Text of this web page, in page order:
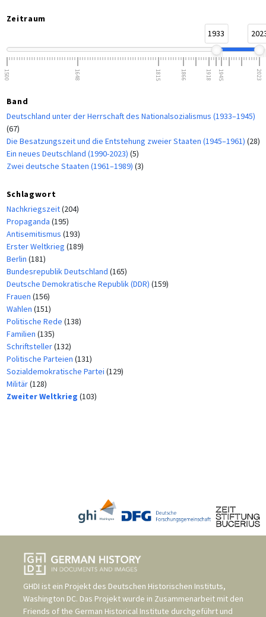
Zeitraum
1933
1500 1648 1815 1866 1918 1945 2023
Band
Deutschland unter der Herrschaft des Nationalsozialismus (1933–1945)
(67)
Die Besatzungszeit und die Entstehung zweier Staaten (1945–1961) (28)
Ein neues Deutschland (1990-2023) (5)
Zwei deutsche Staaten (1961–1989) (3)
Schlagwort
Nachkriegszeit(204)
Propaganda (195)
Antisemitismus (193)
Erster Weltkrieg (189)
Berlin (181)
Bundesrepublik Deutschland (165)
Deutsche Demokratische Republik (DDR) (159)
Frauen (156)
Wahlen (151)
Politische Rede (138)
Familien (135)
Schriftsteller(132)
Politische Parteien (131)
Sozialdemokratische Partei (129)
Militär(128)
Zweiter Weltkrieg (103)
GHDI ist ein Projekt des Deutschen Historischen Instituts,
Washington DC. Das Projekt wurde in Zusammenarbeit mit den
Friends of the German Historical Institute durchgeführt und